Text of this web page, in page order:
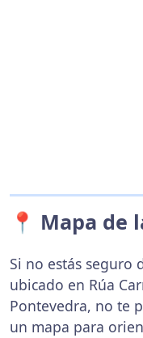
📍 Mapa de
Si no estás seguro
ubicado en Rúa
Pontevedra, no te
un mapa para